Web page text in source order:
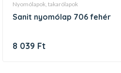
nyomólapok, takarólapok
sanit nyomólap 706 fehér
8 039 Ft